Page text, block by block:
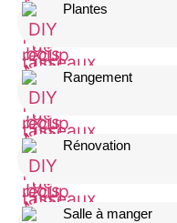
Plantes
Rangement
Rénovation
Salle à manger